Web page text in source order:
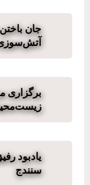
جان
برگزاری
یادبود
سنندج